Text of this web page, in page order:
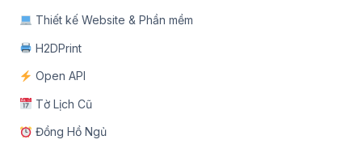
Thiết kế Website & Phần mềm
H2DPrint
Open API
Tờ Lịch Cũ
Đồng Hồ Ngủ